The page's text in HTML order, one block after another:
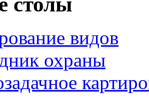
видов
охраны